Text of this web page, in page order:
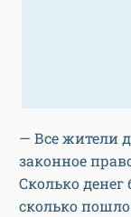
— Все жители
законное
Сколько
сколько